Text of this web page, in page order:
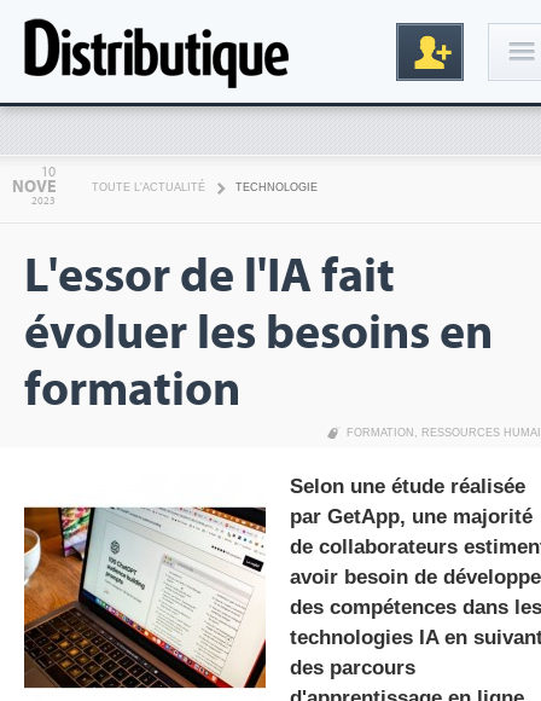
gratuite
10
NOVE
2023
TOUTE L'ACTUALITÉ TECHNOLOGIE
L'essor de l'IA fait
évoluer les besoins en
formation
FORMATION , RESSOURCES
Selon une étude réalisée
par GetApp, une majorité
de collaborateurs
avoir besoin de
des compétences dans les
technologies IA en
des parcours